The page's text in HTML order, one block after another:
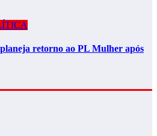
retorno ao PL Mulher após